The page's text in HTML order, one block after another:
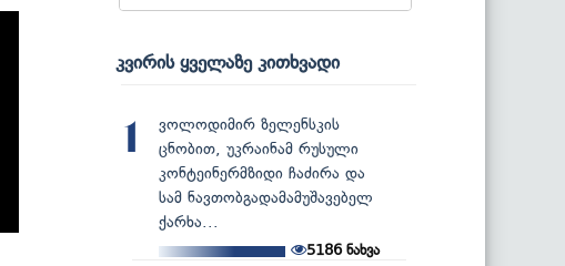
კვირის ყველაზე კითხვადი
1
ვოლოდიმირ ზელენსკის
ცნობით, უკრაინამ რუსული
კონტეინერმზიდი ჩაძირა და
სამ ნავთობგადამამუშავებელ
ქარხა...
5186ნახვა